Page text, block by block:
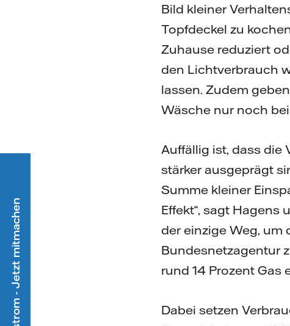
Bild kleiner
Topfdeckel zu
Zuhause reduziert
den Lichtverbrauch
lassen. Zudem
Wäsche nur noch
Auffällig ist, dass die
stärker ausgeprägt
Summe kleiner
Effekt“, sagt Hagens
der einzige Weg, um
Bundesnetzagentur
rund 14 Prozent Gas
Dabei setzen
Ökostrom - Jetzt mitmachen